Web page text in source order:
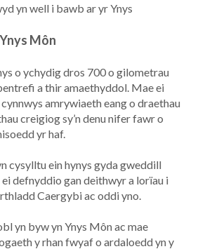
yn well i bawb ar yr Ynys
Môn
o ychydig dros 700 o gilometrau
a thir amaethyddol. Mae ei
amrywiaeth eang o draethau
creigiog sy’n denu nifer fawr o
yr haf.
cysylltu ein hynys gyda gweddill
ei defnyddio gan deithwyr a lorïau i
Caergybi ac oddi yno.
yn byw yn Ynys Môn ac mae
y rhan fwyaf o ardaloedd yn y